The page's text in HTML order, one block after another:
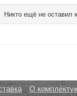
Никто ещё не оставил
О